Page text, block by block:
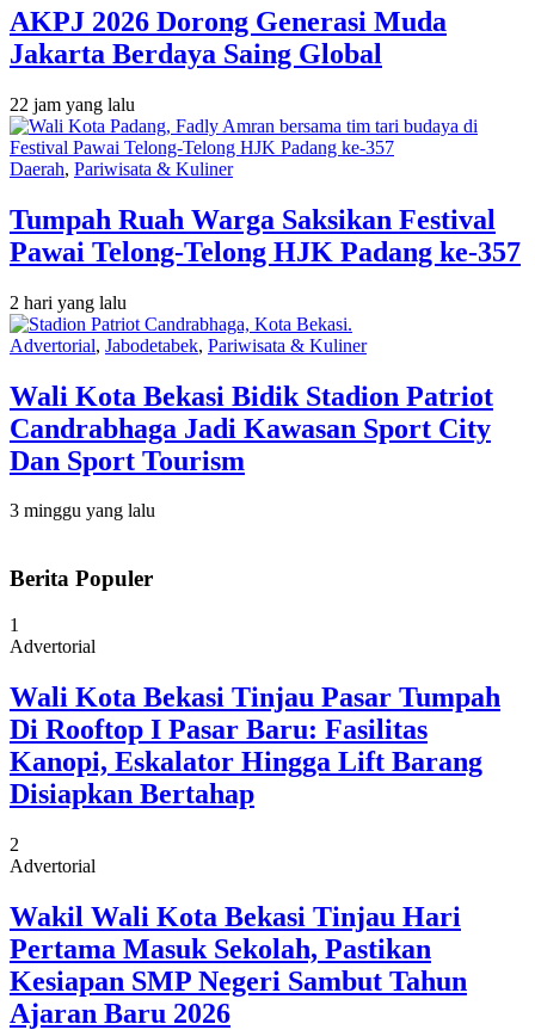
AKPJ 2026 Dorong Generasi Muda
Jakarta Berdaya Saing Global
22 jam yang lalu
Daerah, Pariwisata & Kuliner
Tumpah Ruah Warga Saksikan Festival
Pawai Telong-Telong HJK Padang ke-357
2 hari yang lalu
Advertorial, Jabodetabek, Pariwisata & Kuliner
Wali Kota Bekasi Bidik Stadion Patriot
Candrabhaga Jadi Kawasan Sport City
Dan Sport Tourism
3 minggu yang lalu
Berita Populer
1
Advertorial
Wali Kota Bekasi Tinjau Pasar Tumpah
Di Rooftop I Pasar Baru: Fasilitas
Kanopi, Eskalator Hingga Lift Barang
Disiapkan Bertahap
2
Advertorial
Wakil Wali Kota Bekasi Tinjau Hari
Pertama Masuk Sekolah, Pastikan
Kesiapan SMP Negeri Sambut Tahun
Ajaran Baru 2026